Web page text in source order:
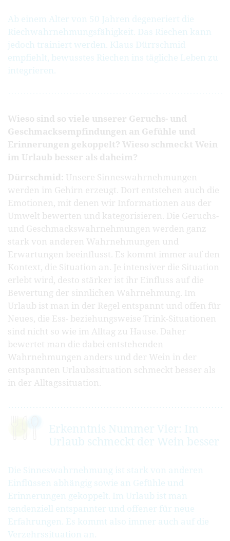
Ab einem Alter von 50 Jahren degeneriert die
Riechwahrnehmungsfähigkeit. Das Riechen kann
jedoch trainiert werden. Klaus Dürrschmid
empfiehlt, bewusstes Riechen ins tägliche Leben zu
integrieren.
Wieso sind so viele unserer Geruchs- und
Geschmacksempfindungen an Gefühle und
Erinnerungen gekoppelt? Wieso schmeckt Wein
im Urlaub besser als daheim?
Dürrschmid: Unsere Sinneswahrnehmungen
werden im Gehirn erzeugt. Dort entstehen auch die
Emotionen, mit denen wir Informationen aus der
Umwelt bewerten und kategorisieren. Die Geruchs-
und Geschmackswahrnehmungen werden ganz
stark von anderen Wahrnehmungen und
Erwartungen beeinflusst. Es kommt immer auf den
Kontext, die Situation an. Je intensiver die Situation
erlebt wird, desto stärker ist ihr Einfluss auf die
Bewertung der sinnlichen Wahrnehmung. Im
Urlaub ist man in der Regel entspannt und offen für
Neues, die Ess- beziehungsweise Trink-Situationen
sind nicht so wie im Alltag zu Hause. Daher
bewertet man die dabei entstehenden
Wahrnehmungen anders und der Wein in der
entspannten Urlaubssituation schmeckt besser als
in der Alltagssituation.
Erkenntnis Nummer Vier: Im
Urlaub schmeckt der Wein besser
Die Sinneswahrnehmung ist stark von anderen
Einflüssen abhängig sowie an Gefühle und
Erinnerungen gekoppelt. Im Urlaub ist man
tendenziell entspannter und offener für neue
Erfahrungen. Es kommt also immer auch auf die
Verzehrssituation an.